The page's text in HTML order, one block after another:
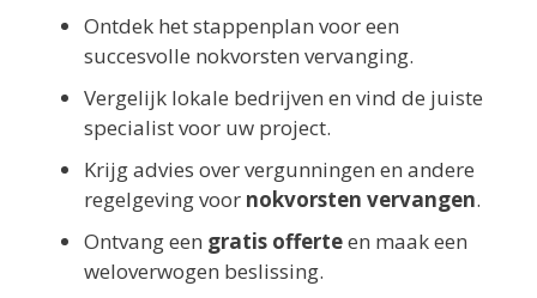
Ontdek het stappenplan voor een
succesvolle nokvorsten vervanging.
Vergelijk lokale bedrijven en vind de juiste
specialist voor uw project.
Krijg advies over vergunningen en andere
regelgeving voor nokvorsten vervangen.
Ontvang een gratis offerteen maak een
weloverwogen beslissing.